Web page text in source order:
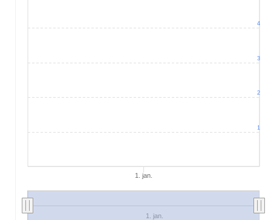
1. jan.
1. jan.
1
2
3
4